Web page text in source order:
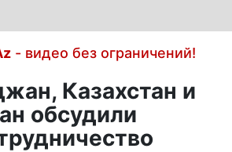
- видео без ограничений!
Казахстан и
обсудили